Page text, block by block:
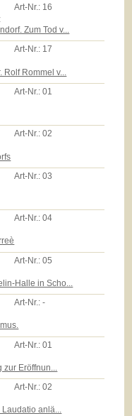
Art-Nr.: 16
Zum Tod v...
Art-Nr.: 17
Rommel v...
Art-Nr.:01
Art-Nr.:02
Art-Nr.:03
Art-Nr.:04
Art-Nr.:05
Halle in Scho...
Art-Nr.:-
Art-Nr.:01
Eröffnun...
Art-Nr.:02
anlä...